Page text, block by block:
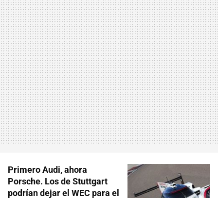
Primero Audi, ahora
Porsche. Los de Stuttgart
podrían dejar el WEC para el